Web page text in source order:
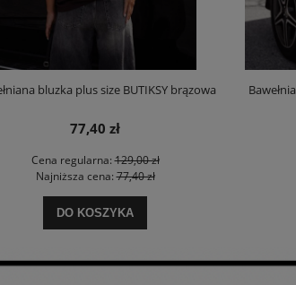
bluzka plus size BUTIKSY brązowa
77,40 zł
Cena regularna:129,00 zł
Najniższa cena:77,40 zł
DO KOSZYKA